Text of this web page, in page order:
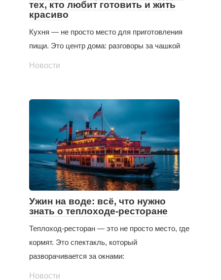
тех, кто любит готовить и жить
красиво
Кухня — не просто место для приготовления
пищи. Это центр дома: разговоры за чашкой
Новости
Ужин на воде: всё, что нужно
знать о теплоходе-ресторане
Теплоход-ресторан — это не просто место, где
кормят. Это спектакль, который
разворачивается за окнами:
Новости